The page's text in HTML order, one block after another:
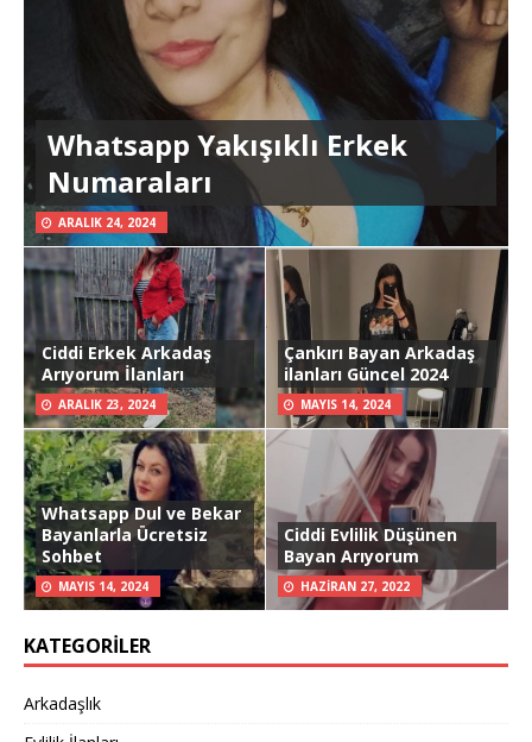
Whatsapp Yakışıklı Erkek
Numaraları
ARALIK 24, 2024
Ciddi Erkek Arkadaş
Arıyorum İlanları
ARALIK 23, 2024
Çankırı Bayan Arkadaş
ilanları Güncel 2024
MAYIS 14, 2024
Whatsapp Dul ve Bekar
Bayanlarla Ücretsiz
Sohbet
MAYIS 14, 2024
Ciddi Evlilik Düşünen
Bayan Arıyorum
HAZIRAN 27, 2022
KATEGORILER
Arkadaşlık